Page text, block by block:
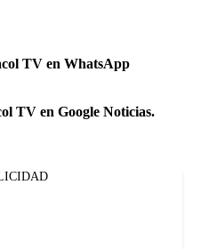
TV en WhatsApp
TV en Google Noticias.